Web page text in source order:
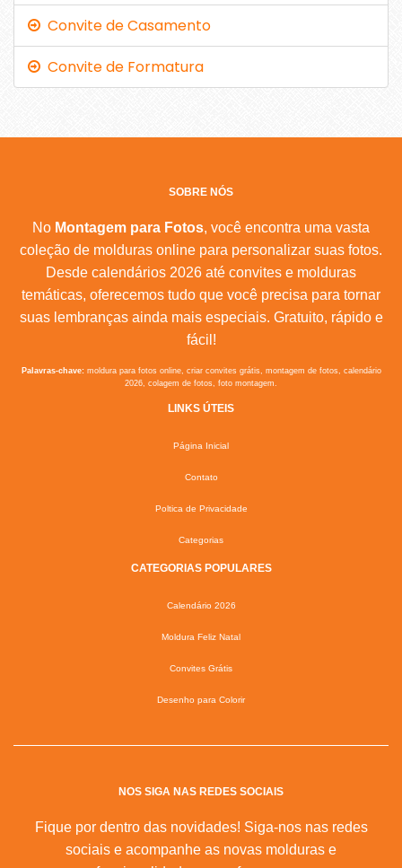
Convite de Casamento
Convite de Formatura
SOBRE NÓS
No Montagem para Fotos, você encontra uma vasta
coleção de molduras online para personalizar suas fotos.
Desde calendários 2026 até convites e molduras
temáticas, oferecemos tudo que você precisa para tornar
suas lembranças ainda mais especiais. Gratuito, rápido e
fácil!
Palavras-chave:moldura para fotos online, criar convites grátis, montagem de fotos, calendário
2026, colagem de fotos, foto montagem.
LINKS ÚTEIS
Página Inicial
Contato
Poltica de Privacidade
Categorias
CATEGORIAS POPULARES
Calendário 2026
Moldura Feliz Natal
Convites Grátis
Desenho para Colorir
NOS SIGA NAS REDES SOCIAIS
Fique por dentro das novidades! Siga-nos nas redes
sociais e acompanhe as novas molduras e